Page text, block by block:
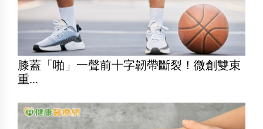
膝蓋「啪」一聲前十字韌帶斷裂！微創雙束
重...